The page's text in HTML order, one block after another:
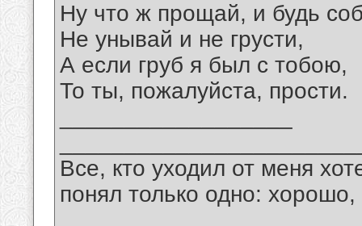
Ну что ж прощай, и будь
Не унывай и не грусти,
А если груб я был с тобою,
То ты, пожалуйста, прости.
Все, кто уходил от меня
понял только одно: